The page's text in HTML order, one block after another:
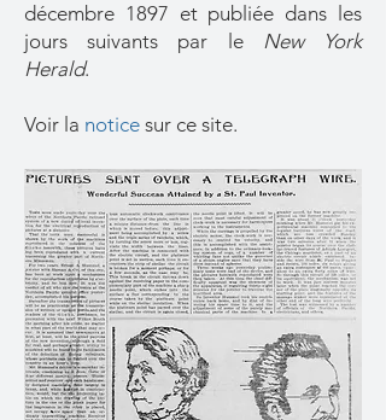
décembre 1897 et publiée dans les
jours suivants par le New York
Herald.
Voir la notice sur ce site.